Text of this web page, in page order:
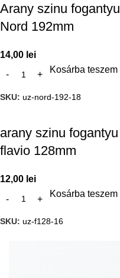
Arany szinu fogantyu
Nord 192mm
14,00 lei
Kosárba teszem
SKU: uz-nord-192-18
arany szinu fogantyu
flavio 128mm
12,00 lei
Kosárba teszem
SKU: uz-f128-16